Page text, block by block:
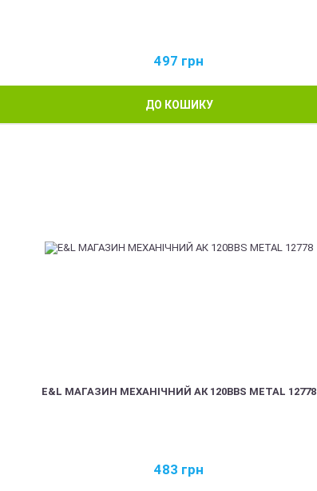
497 грн
ДО КОШИКУ
E&L МАГАЗИН МЕХАНІЧНИЙ АК 120BBS METAL 12778
483 грн